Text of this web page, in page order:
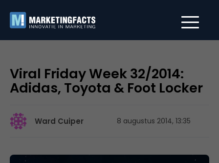
Viral Friday Week 32/2014:
Adidas, Toyota & Foot Locker
Ward Cuiper 8 augustus 2014, 13:35